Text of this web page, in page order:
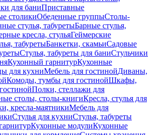
для баниПриставные
столикиОбеденные группыСтолы-
стулья, табуретыБарные стулья,
кресла, стульяГеймерские
табуретыБанкетки, скамьиСадовые
Стулья, табуреты для баниСтульчики
Кухонный гарнитурКухонные
для кухниМебель для гостинойДиваны,
Комоды, тумбы для гостинойШкафы,
Полки, стеллажи для
столы, столы-книгиКресла, стулья для
кресла-маятникиМебель для
Стулья для кухниСтулья, табуреты
Кухонные модулиКухонные